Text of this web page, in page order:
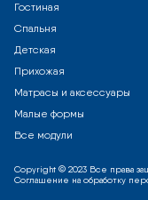
Гостиная
Спальня
Детская
Прихожая
Матрасы и аксессуары
Малые формы
Все модули
Copyright © 2023 Все права
Соглашение на обработку